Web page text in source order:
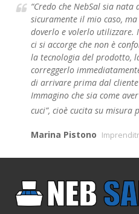
“Credo che NebSal sia
sicuramente il mio caso,
doverlo e volerlo utilizzare.
ci si accorge che non è
la tecnologia del prodotto,
correggerlo
di arrivare prima dal
Immagino che sia come
cuci”, cioè cucita su misura
Marina Pistono